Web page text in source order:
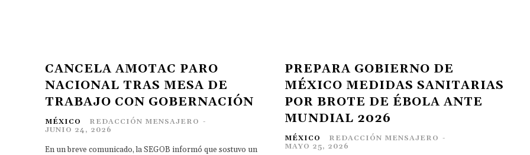
CANCELA AMOTAC PARO
NACIONAL TRAS MESA DE
TRABAJO CON GOBERNACIÓN
MÉXICO REDACCIÓN MENSAJERO -
JUNIO 24, 2026
En un breve comunicado, la SEGOB informó que sostuvo un
PREPARA GOBIERNO DE
MÉXICO MEDIDAS SANITARIAS
POR BROTE DE ÉBOLA ANTE
MUNDIAL 2026
MÉXICO REDACCIÓN MENSAJERO -
MAYO 25, 2026